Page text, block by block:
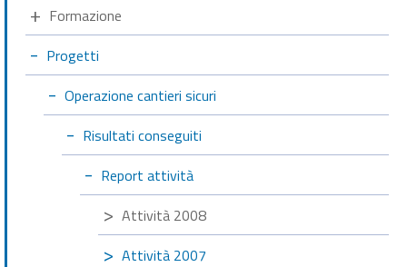
Formazione
Progetti
Operazione cantieri sicuri
Risultati conseguiti
Report attività
Attività 2008
Attività 2007